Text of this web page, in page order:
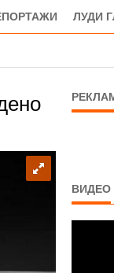
ЛУДИ
ВИДЕО